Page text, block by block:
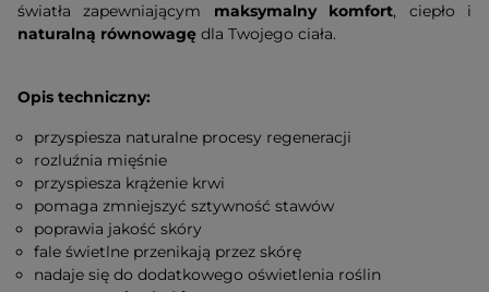
światła zapewniającym maksymalny komfort, ciepło i
naturalną równowagę dla Twojego ciała.
Opis techniczny:
przyspiesza naturalne procesy regeneracji
rozluźnia mięśnie
przyspiesza krążenie krwi
pomaga zmniejszyć sztywność stawów
poprawia jakość skóry
fale świetlne przenikają przez skórę
nadaje się do dodatkowego oświetlenia roślin